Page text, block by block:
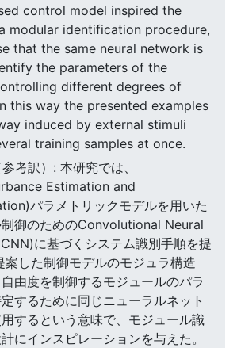
control model inspired the
modular identification procedure,
that the same neural network is
the parameters of the
different degrees of
this way the presented examples
induced by external stimuli
training samples at once.
考訳）: 本研究では、
Estimation and
パラメトリックモデルを用いた
制御のためのConvolutional Neural
に基づくシステム識別手順を提
案した制御モデルのモジュラ構造
由度を制御するモジュールのパラ
するために同じニューラルネット
するという意味で、モジュール識
にインスピレーションを与えた。